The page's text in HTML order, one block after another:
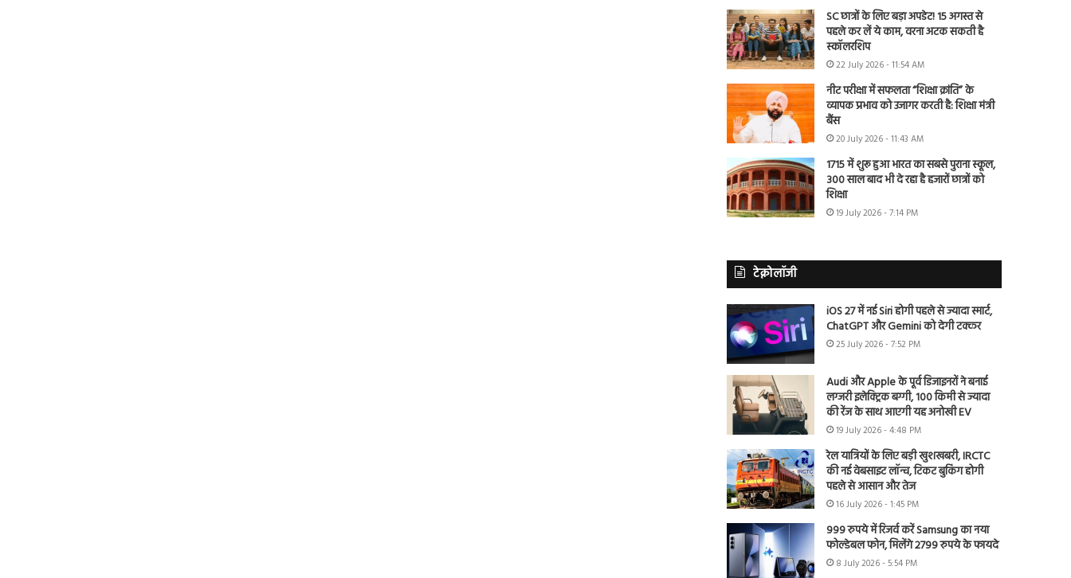
SC छात्रों के लिए बड़ा अपडेट! 15 अगस्त से
पहले कर लें ये काम, वरना अटक सकती है
स्कॉलरशिप
22 July 2026 - 11:54 AM
नीट परीक्षा में सफलता “शिक्षा क्रांति” के
व्यापक प्रभाव को उजागर करती है: शिक्षा मंत्री
बैंस
20 July 2026 - 11:43 AM
1715 में शुरू हुआ भारत का सबसे पुराना स्कूल,
300 साल बाद भी दे रहा है हजारों छात्रों को
शिक्षा
19 July 2026 - 7:14 PM
टेक्नोलॉजी
iOS 27 में नई Siri होगी पहले से ज्यादा स्मार्ट,
ChatGPT और Gemini को देगी टक्कर
25 July 2026 - 7:52 PM
Audi और Apple के पूर्व डिजाइनरों ने बनाई
लग्जरी इलेक्ट्रिक बग्गी, 100 किमी से ज्यादा
की रेंज के साथ आएगी यह अनोखी EV
19 July 2026 - 4:48 PM
रेल यात्रियों के लिए बड़ी खुशखबरी, IRCTC
की नई वेबसाइट लॉन्च, टिकट बुकिंग होगी
पहले से आसान और तेज
16 July 2026 - 1:45 PM
999 रुपये में रिजर्व करें Samsung का नया
फोल्डेबल फोन, मिलेंगे 2799 रुपये के फायदे
8 July 2026 - 5:54 PM